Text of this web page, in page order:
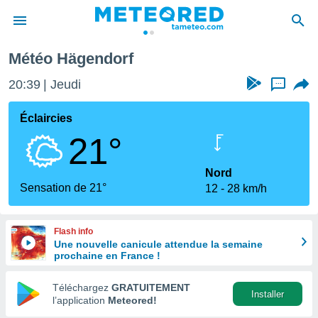
de
en
Météo Hägendorf
20:39 Jeudi ...
Éclaircies
21°
Sensation de 21°
Nord
12
28 km/h
Flash info
Une nouvelle canicule attendue la semaine
prochaine en France !
Téléchargez GRATUITEMENT
l’application Meteored!
Installer